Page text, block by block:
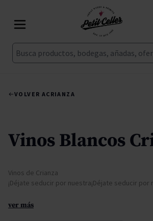
Buscar
VOLVER ACRIANZA
Vinos Blancos
Vinos de Crianza
ver más